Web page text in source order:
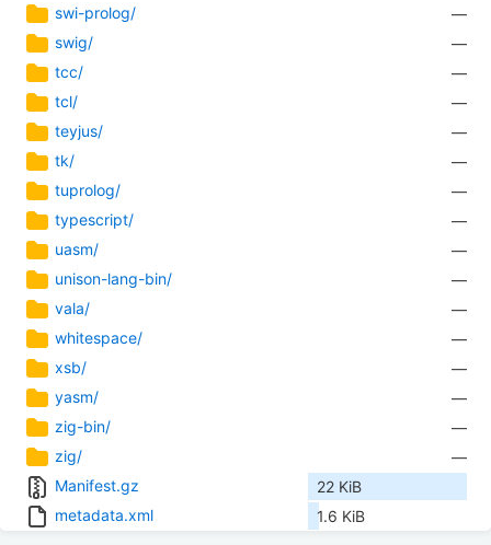
swi-prolog/
—
swig/
—
tcc/
—
tcl/
—
teyjus/
—
tk/
—
tuprolog/
—
typescript/
—
uasm/
—
unison-lang-bin/
—
vala/
—
whitespace/
—
xsb/
—
yasm/
—
zig-bin/
—
zig/
—
Manifest.gz
22 KiB
metadata.xml
1.6 KiB